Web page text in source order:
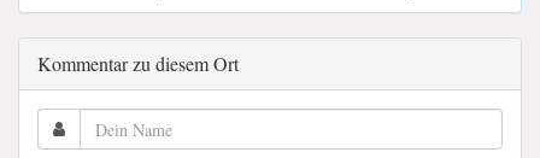
Kommentar zu diesem Ort